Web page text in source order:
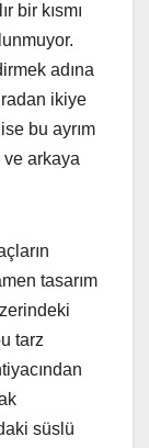
bir kısmı
adına
ikiye
bu ayrım
ve arkaya
tasarım
tarz
süslü